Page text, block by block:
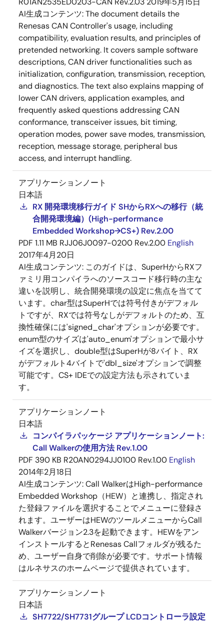
AI生成コンテンツ:The document details the
Renesas CAN Controller's usage, including
compatibility, evaluation results, and principles of
pretended networking. It covers sample software
descriptions, CAN driver functionalities such as
initialization, configuration, transmission, reception,
and diagnostics. The text also explains mapping of
lower CAN drivers, application examples, and
frequently asked questions addressing CAN
conformance, transceiver issues, bit timing,
operation modes, power save modes, transmission,
reception, message storage, peripheral bus
access, and interrupt handling.
アプリケーションノート
日本語
RX 開発環境移行ガイド SHからRXへの移行（統
合開発環境編）(High-performance
Embedded Workshop→CS+) Rev.2.00
PDF 1.11 MB RJJ06J0097-0200 Rev.2.00 English
2017年4月20日
AI生成コンテンツ: このガイドは、SuperHからRXフ
ァミリ用コンパイラへのソースコード移行時の主な
違いを説明し、統合開発環境の設定に焦点を当てて
います。char型はSuperHでは符号付きがデフォル
トですが、RXでは符号なしがデフォルトのため、互
換性確保には'signed_char'オプションが必要です。
enum型のサイズは'auto_enum'オプションで最小サ
イズを選択し、double型はSuperHが8バイト、RX
がデフォルト4バイトで'dbl_size'オプションで調整
可能です。CS+ IDEでの設定方法も示されていま
す。
アプリケーションノート
日本語
コンパイラパッケージ アプリケーションノート:
Call Walkerの使用方法 Rev.1.00
PDF 390 KB R20AN0294JJ0100 Rev.1.00 English
2014年2月18日
AI生成コンテンツ:Call WalkerはHigh-performance
Embedded Workshop（HEW）と連携し、指定され
た登録ファイルを選択することでメニューに登録さ
れます。ユーザーはHEWのツールメニューからCall
Walkerバージョン2.3を起動できます。HEWをアン
インストールするとRenesas Callフォルダが残るた
め、ユーザー自身で削除が必要です。サポート情報
はルネサスのホームページで提供されています。
アプリケーションノート
日本語
SH7722/SH7731グループ LCDコントローラ設定